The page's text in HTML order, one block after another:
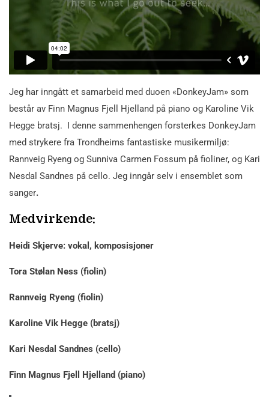
Jeg har inngått et samarbeid med duoen «DonkeyJam» som
består av Finn Magnus Fjell Hjelland på piano og Karoline Vik
Hegge bratsj. I denne sammenhengen forsterkes DonkeyJam
med strykere fra Trondheims fantastiske musikermiljø:
Rannveig Ryeng og Sunniva Carmen Fossum på fioliner, og Kari
Nesdal Sandnes på cello. Jeg inngår selv i ensemblet som
sanger.
Medvirkende:
Heidi Skjerve: vokal, komposisjoner
Tora Stølan Ness (fiolin)
Rannveig Ryeng (fiolin)
Karoline Vik Hegge (bratsj)
Kari Nesdal Sandnes (cello)
Finn Magnus Fjell Hjelland (piano)